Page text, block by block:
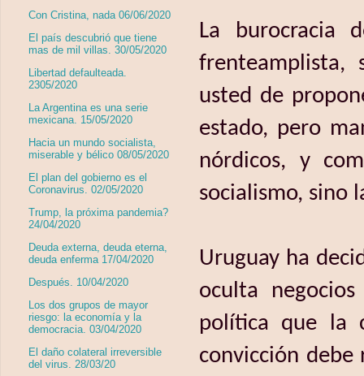
La burocracia
frenteamplista,
usted de
estado, pero
nórdicos, y
socialismo, sino
Uruguay ha
oculta
política que la
convicción debe
Con Cristina, nada 06/06/2020
El país descubrió que tiene
mas de mil villas. 30/05/2020
Libertad defaulteada.
2305/2020
La Argentina es una serie
mexicana. 15/05/2020
Hacia un mundo socialista,
miserable y bélico 08/05/2020
El plan del gobierno es el
Coronavirus. 02/05/2020
Trump, la próxima pandemia?
24/04/2020
Deuda externa, deuda eterna,
deuda enferma 17/04/2020
Después. 10/04/2020
Los dos grupos de mayor
riesgo: la economía y la
democracia. 03/04/2020
El daño colateral irreversible
del virus. 28/03/20